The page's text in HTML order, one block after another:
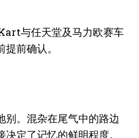
与任天堂及马力欧赛车
提前确认。
别。混杂在尾气中的路边
定了记忆的鲜明程度。